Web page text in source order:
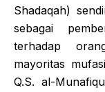
Shadaqah)
sebagai
terhadap
mayoritas
Q.S. al-